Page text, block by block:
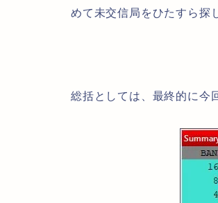
めて未交信局をひたすら探
総括としては、最終的に今